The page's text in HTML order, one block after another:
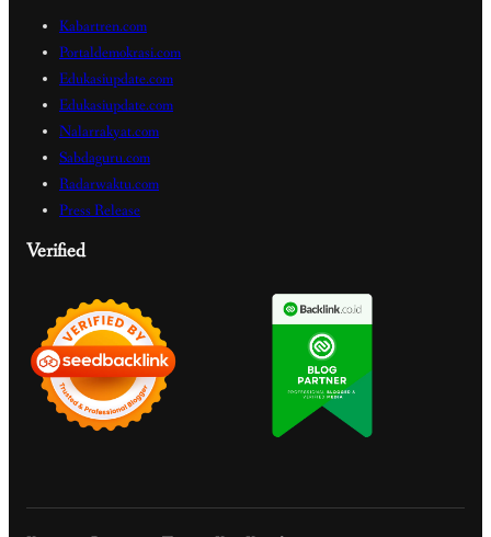
Kabartren.com
Portaldemokrasi.com
Edukasiupdate.com
Edukasiupdate.com
Nalarrakyat.com
Sabdaguru.com
Radarwaktu.com
Press Release
Verified